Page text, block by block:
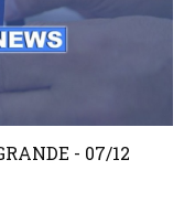
- 07/12